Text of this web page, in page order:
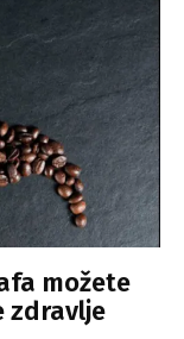
možete
zdravlje